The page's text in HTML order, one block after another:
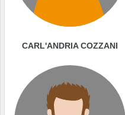
CARL'ANDRIA COZZANI